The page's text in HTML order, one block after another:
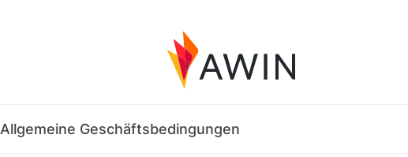
Allgemeine Geschäftsbedingungen